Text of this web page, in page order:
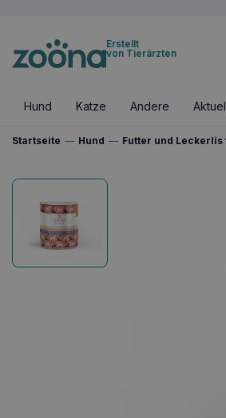
Erstellt
von Tierärzten
Hund Katze Andere
Startseite — Hund — Futter und Leckerlis